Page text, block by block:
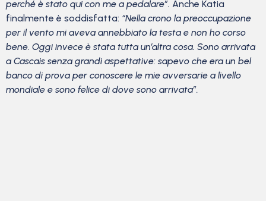
perché è stato qui con me a pedalare”. Anche Katia
finalmente è soddisfatta: “Nella crono la preoccupazione
per il vento mi aveva annebbiato la testa e non ho corso
bene. Oggi invece è stata tutta un’altra cosa. Sono arrivata
a Cascais senza grandi aspettative: sapevo che era un bel
banco di prova per conoscere le mie avversarie a livello
mondiale e sono felice di dove sono arrivata”.